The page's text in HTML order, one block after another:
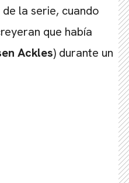
la serie, cuando
que había
Ackles) durante un